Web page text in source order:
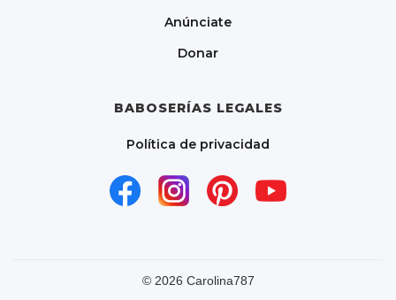
Anúnciate
Donar
BABOSERÍAS LEGALES
Política de privacidad
© 2026 Carolina787